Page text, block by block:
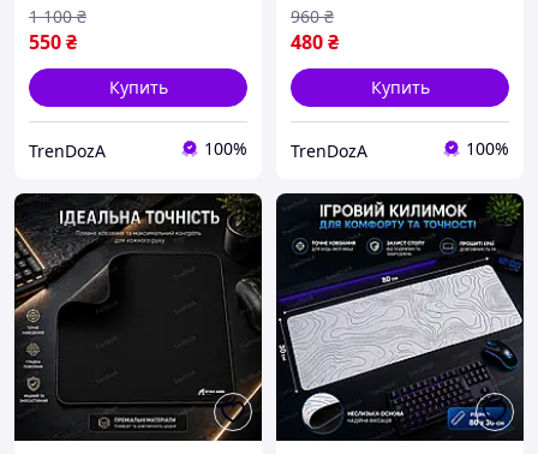
550₴
1 100 ₴
Купить
TrenDozA 100%
480₴
960 ₴
Купить
TrenDozA 100%